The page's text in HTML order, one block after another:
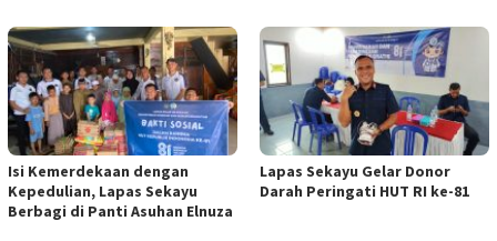
Isi Kemerdekaan dengan
Kepedulian, Lapas Sekayu
Berbagi di Panti Asuhan Elnuza
Lapas Sekayu Gelar Donor
Darah Peringati HUT RI ke-81